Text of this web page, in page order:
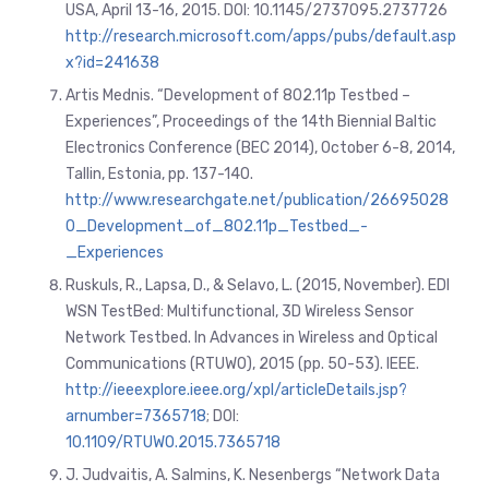
USA, April 13-16, 2015. DOI: 10.1145/2737095.2737726
http://research.microsoft.com/apps/pubs/default.asp
x?id=241638
Artis Mednis. “Development of 802.11p Testbed –
Experiences”, Proceedings of the 14th Biennial Baltic
Electronics Conference (BEC 2014), October 6-8, 2014,
Tallin, Estonia, pp. 137-140.
http://www.researchgate.net/publication/26695028
0_Development_of_802.11p_Testbed_-
_Experiences
Ruskuls, R., Lapsa, D., & Selavo, L. (2015, November). EDI
WSN TestBed: Multifunctional, 3D Wireless Sensor
Network Testbed. In Advances in Wireless and Optical
Communications (RTUWO), 2015 (pp. 50-53). IEEE.
http://ieeexplore.ieee.org/xpl/articleDetails.jsp?
arnumber=7365718; DOI:
10.1109/RTUWO.2015.7365718
J. Judvaitis,A. Salmins, K. Nesenbergs “Network Data